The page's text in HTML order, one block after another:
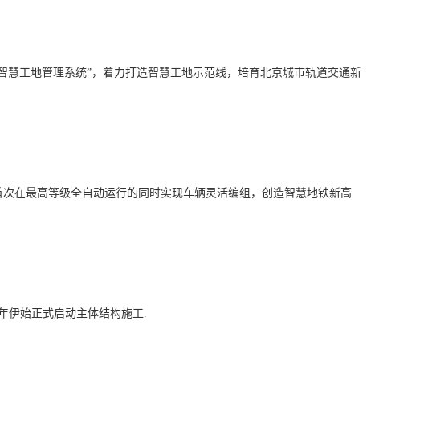
工地管理系统”，着力打造智慧工地示范线，培育北京城市轨道交通新
在最高等级全自动运行的同时实现车辆灵活编组，创造智慧地铁新高
伊始正式启动主体结构施工.